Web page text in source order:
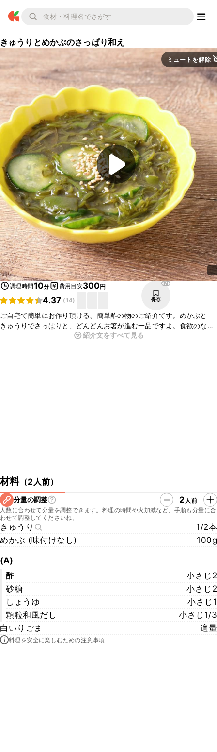
きゅうりとめかぶのさっぱり和え
ミュートを解除
調理時間10分 費用目安300円
4.37 (14)
879
保存
ご自宅で簡単にお作り頂ける、簡単酢の物のご紹介です。めかぶと
きゅうりでさっぱりと、どんどんお箸が進む一品ですよ。食欲のない
日にもピッタリです。時間のないときにもぴったりなので、この機会
紹介文をすべて見る
材料（2人前）
分量の調整 2 人前
人数に合わせて分量を調整できます。料理の時間や火加減など、手順も分量に合
わせて調整してくださいね。
きゅうり
1/2本
めかぶ (味付けなし)
100g
(A)
酢
小さじ2
砂糖
小さじ2
しょうゆ
小さじ1
顆粒和風だし
小さじ1/3
白いりごま
適量
料理を安全に楽しむための注意事項